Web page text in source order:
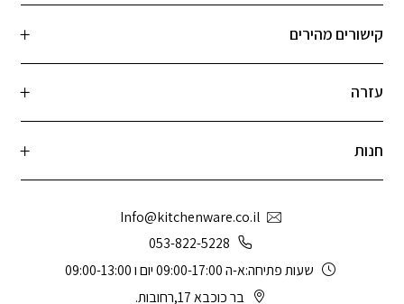
קישורים מהירים
עזרה
חנות
Info@kitchenware.co.il
053-822-5228
שעות פתיחה:א-ה 09:00-17:00 יום ו 09:00-13:00
בר כוכבא 17,רחובות.